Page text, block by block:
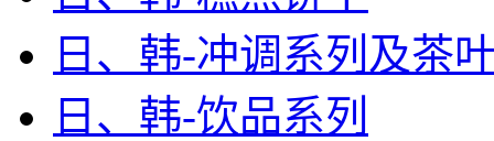
日、韩-冲调系列及茶
日、韩-饮品系列